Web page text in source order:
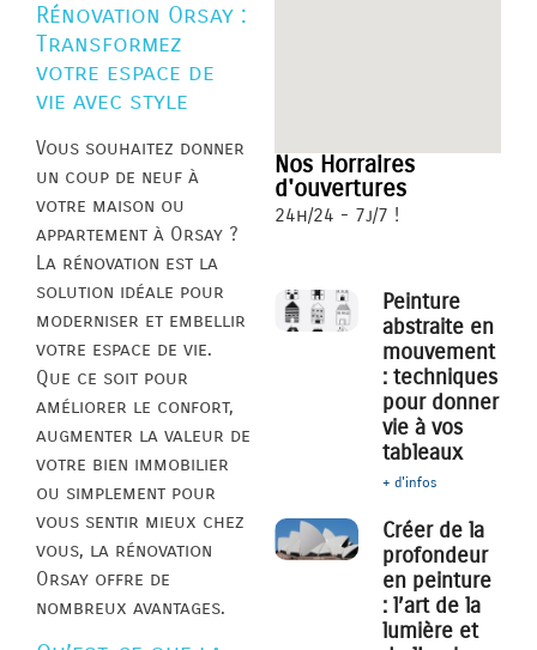
Rénovation Orsay :
Transformez
votre espace de
vie avec style
Vous souhaitez donner
un coup de neuf à
votre maison ou
appartement à Orsay ?
La rénovation est la
solution idéale pour
moderniser et embellir
votre espace de vie.
Que ce soit pour
améliorer le confort,
augmenter la valeur de
votre bien immobilier
ou simplement pour
vous sentir mieux chez
vous, la rénovation
Orsay offre de
nombreux avantages.
Nos Horraires
d'ouvertures
24h/24 - 7j/7 !
Peinture
abstraite en
mouvement
: techniques
pour donner
vie à vos
tableaux
+ d'infos
Créer de la
profondeur
en peinture
: l’art de la
lumière et